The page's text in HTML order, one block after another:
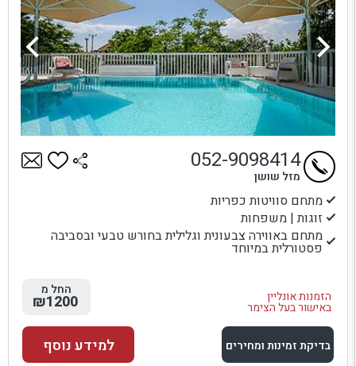
מתחם סוויטות כפריות
זוגות | משפחות
מתחם באווירה צבעונית וגלילית בחורש טבעי ובסביבה
פסטורלית במיוחד
הזמנות אונליין
באישור בעל הצימר
052-9098414
מזל שושן
החל מ
₪1200
בדיקת זמינות ומחירים למידע נוסף